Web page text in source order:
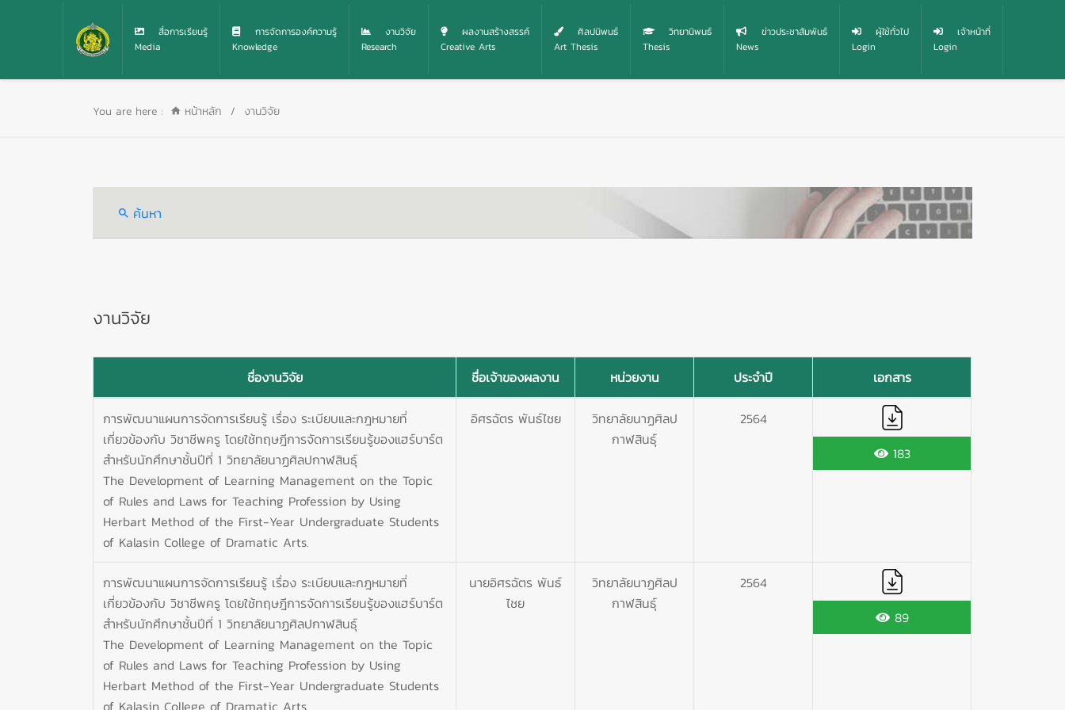
สื่อการเรียนรู้
Media
การจัดการองค์ความรู้
Knowledge
งานวิจัย
Research
ผลงานสร้างสรรค์
Creative Arts
ศิลปนิพนธ์
Art Thesis
วิทยานิพนธ์
Thesis
ข่าวประชาสัมพันธ์
News
ผู้ใช้ทั่วไป
Login
เจ้าหน้าที่
Login
You are here : หน้าหลัก / งานวิจัย
ค้นหา
งานวิจัย
ชื่องานวิจัย ชื่อเจ้าของผลงาน หน่วยงาน ประจำปี เอกสาร
การพัฒนาแผนการจัดการเรียนรู้ เรื่อง ระเบียบและกฎหมายที่
เกี่ยวข้องกับ วิชาชีพครู โดยใช้ทฤษฎีการจัดการเรียนรู้ของแฮร์บาร์ต
สำหรับนักศึกษาชั้นปีที่ 1 วิทยาลัยนาฏศิลปกาฬสินธุ์
The Development of Learning Management on the Topic
of Rules and Laws for Teaching Profession by Using
Herbart Method of the First-Year Undergraduate Students
of Kalasin College of Dramatic Arts.
อิศรฉัตร พันธ์ไชย
วิทยาลัยนาฏศิลป
กาฬสินธุ์
2564
183
การพัฒนาแผนการจัดการเรียนรู้ เรื่อง ระเบียบและกฎหมายที่
เกี่ยวข้องกับ วิชาชีพครู โดยใช้ทฤษฎีการจัดการเรียนรู้ของแฮร์บาร์ต
สำหรับนักศึกษาชั้นปีที่ 1 วิทยาลัยนาฏศิลปกาฬสินธุ์
The Development of Learning Management on the Topic
of Rules and Laws for Teaching Profession by Using
Herbart Method of the First-Year Undergraduate Students
of Kalasin College of Dramatic Arts
นายอิศรฉัตร พันธ์
ไชย
วิทยาลัยนาฏศิลป
กาฬสินธุ์
2564
89